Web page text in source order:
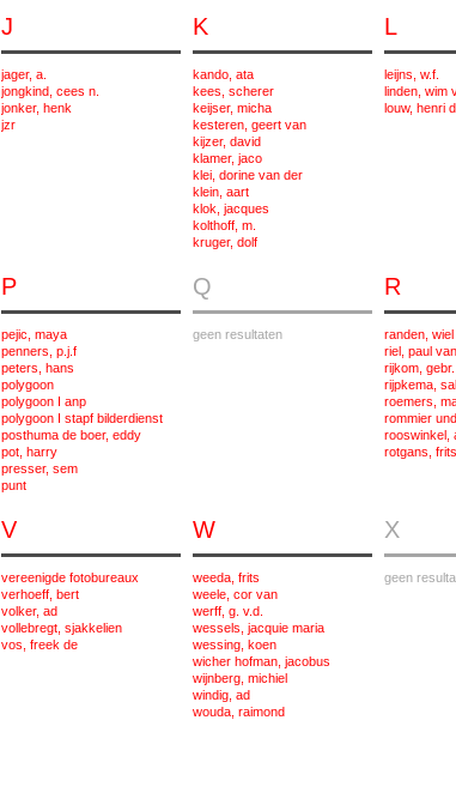
J
jager, a.
jongkind, cees n.
jonker, henk
jzr
K
kando, ata
kees, scherer
keijser, micha
kesteren, geert van
kijzer, david
klamer, jaco
klei, dorine van der
klein, aart
klok, jacques
kolthoff, m.
kruger, dolf
L
leijns, w.f.
linden, wim
louw, henri
P
pejic, maya
penners, p.j.f
peters, hans
polygoon
polygoon I anp
polygoon I stapf bilderdienst
posthuma de boer, eddy
pot, harry
presser, sem
punt
Q
geen resultaten
R
randen,
riel, paul van
rijkom,
rijpkema,
roemers,
rommier
rooswinkel,
rotgans, frits
V
vereenigde fotobureaux
verhoeff, bert
volker, ad
vollebregt, sjakkelien
vos, freek de
W
weeda, frits
weele, cor van
werff, g. v.d.
wessels, jacquie maria
wessing, koen
wicher hofman, jacobus
wijnberg, michiel
windig, ad
wouda, raimond
X
geen